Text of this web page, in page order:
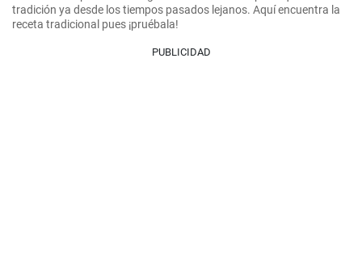
tradición ya desde los tiempos pasados lejanos. Aquí encuentra la
receta tradicional pues ¡pruébala!
PUBLICIDAD